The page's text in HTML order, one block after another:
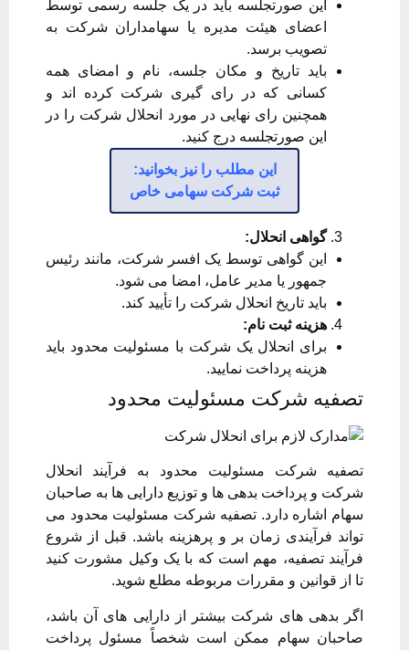
این صورتجلسه باید در یک جلسه رسمی توسط
اعضای هیئت مدیره یا سهامداران شرکت به
تصویب برسد.
باید تاریخ و مکان جلسه، نام و امضای همه
کسانی که در رای گیری شرکت کرده اند و
همچنین رای نهایی در مورد انحلال شرکت را در
این صورتجلسه درج کنید.
این مطلب را نیز بخوانید:
ثبت شرکت سهامی خاص
گواهی انحلال:
این گواهی توسط یک افسر شرکت، مانند رئیس
جمهور یا مدیر عامل، امضا می شود.
باید تاریخ انحلال شرکت را تأیید کند.
هزینه ثبت نام:
برای انحلال یک شرکت با مسئولیت محدود باید
هزینه پرداخت نمایید.
تصفیه شرکت مسئولیت محدود
تصفیه شرکت مسئولیت محدود به فرآیند انحلال
شرکت و پرداخت بدهی ها و توزیع دارایی ها به صاحبان
سهام اشاره دارد. تصفیه شرکت مسئولیت محدود می
تواند فرآیندی زمان بر و پرهزینه باشد. قبل از شروع
فرآیند تصفیه، مهم است که با یک وکیل مشورت کنید
تا از قوانین و مقررات مربوطه مطلع شوید.
اگر بدهی های شرکت بیشتر از دارایی های آن باشد،
صاحبان سهام ممکن است شخصاً مسئول پرداخت